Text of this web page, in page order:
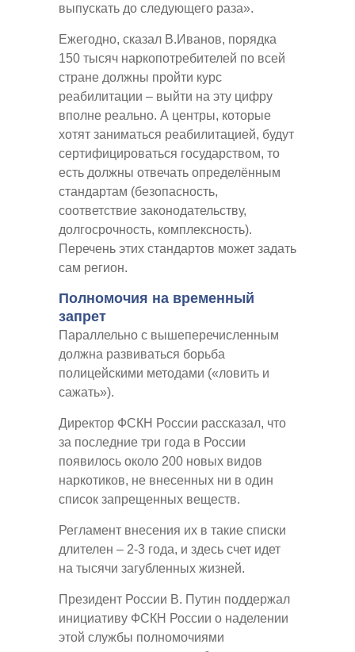
выпускать до следующего раза».
Ежегодно, сказал В.Иванов, порядка
150 тысяч наркопотребителей по всей
стране должны пройти курс
реабилитации – выйти на эту цифру
вполне реально. А центры, которые
хотят заниматься реабилитацией, будут
сертифицироваться государством, то
есть должны отвечать определённым
стандартам (безопасность,
соответствие законодательству,
долгосрочность, комплексность).
Перечень этих стандартов может задать
сам регион.
Полномочия на временный
запрет
Параллельно с вышеперечисленным
должна развиваться борьба
полицейскими методами («ловить и
сажать»).
Директор ФСКН России рассказал, что
за последние три года в России
появилось около 200 новых видов
наркотиков, не внесенных ни в один
список запрещенных веществ.
Регламент внесения их в такие списки
длителен – 2-3 года, и здесь счет идет
на тысячи загубленных жизней.
Президент России В. Путин поддержал
инициативу ФСКН России о наделении
этой службы полномочиями